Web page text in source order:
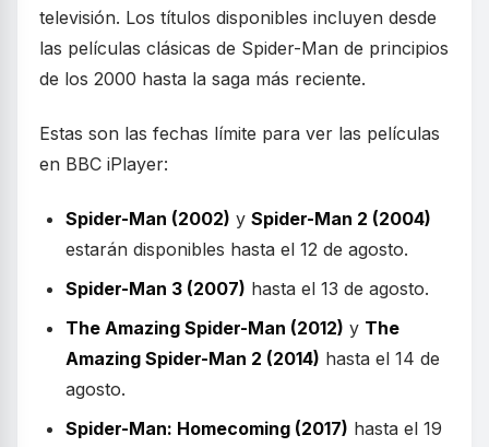
televisión. Los títulos disponibles incluyen desde
las películas clásicas de Spider-Man de principios
de los 2000 hasta la saga más reciente.
Estas son las fechas límite para ver las películas
en BBC iPlayer:
Spider-Man (2002) y Spider-Man 2 (2004)
estarán disponibles hasta el 12 de agosto.
Spider-Man 3 (2007) hasta el 13 de agosto.
The Amazing Spider-Man (2012) y The
Amazing Spider-Man 2 (2014) hasta el 14 de
agosto.
Spider-Man: Homecoming (2017) hasta el 19